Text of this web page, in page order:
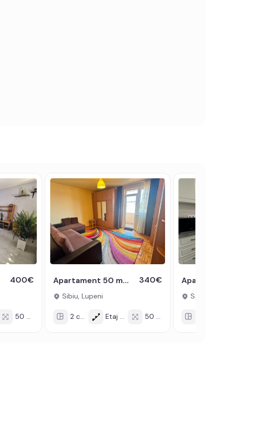
400€
50 mp
Apartament 50 mpu 4 mp balcon 2 camere decomandate de inchiriat Sibiu 340€
Sibiu, Lupeni
2 cam Etaj 2/4 50 mp
Sibiu, Turnisor